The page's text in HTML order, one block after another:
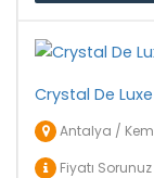
Crystal De
Antalya /
Fiyatı Sorunuz